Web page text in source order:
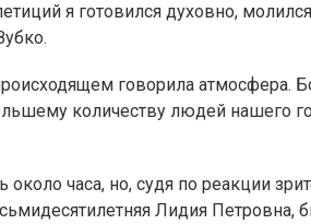
я готовился духовно,
говорила атмосфера.
количеству людей нашего
часа, но, судя по реакции
Лидия